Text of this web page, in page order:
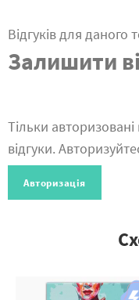
Відгуків для даного
Залишити
Тільки
відгуки.
Авторизація